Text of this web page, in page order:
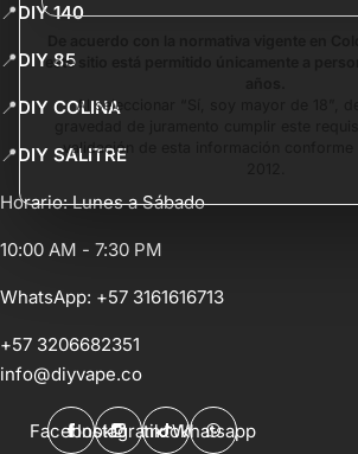
este sitio está permitido únicamente a
Al seleccionar “Sí, soy mayor de 18”,
validación de esta información conforme
📍 DIY 140
📍 DIY 85
📍 DIY COLINA
📍 DIY SALITRE
Horario: Lunes a Sábado
10:00 AM - 7:30 PM
WhatsApp: +57 3161616713
+57 3206682351
info@diyvape.co
FacebookInstagramtiktokWhatsapp